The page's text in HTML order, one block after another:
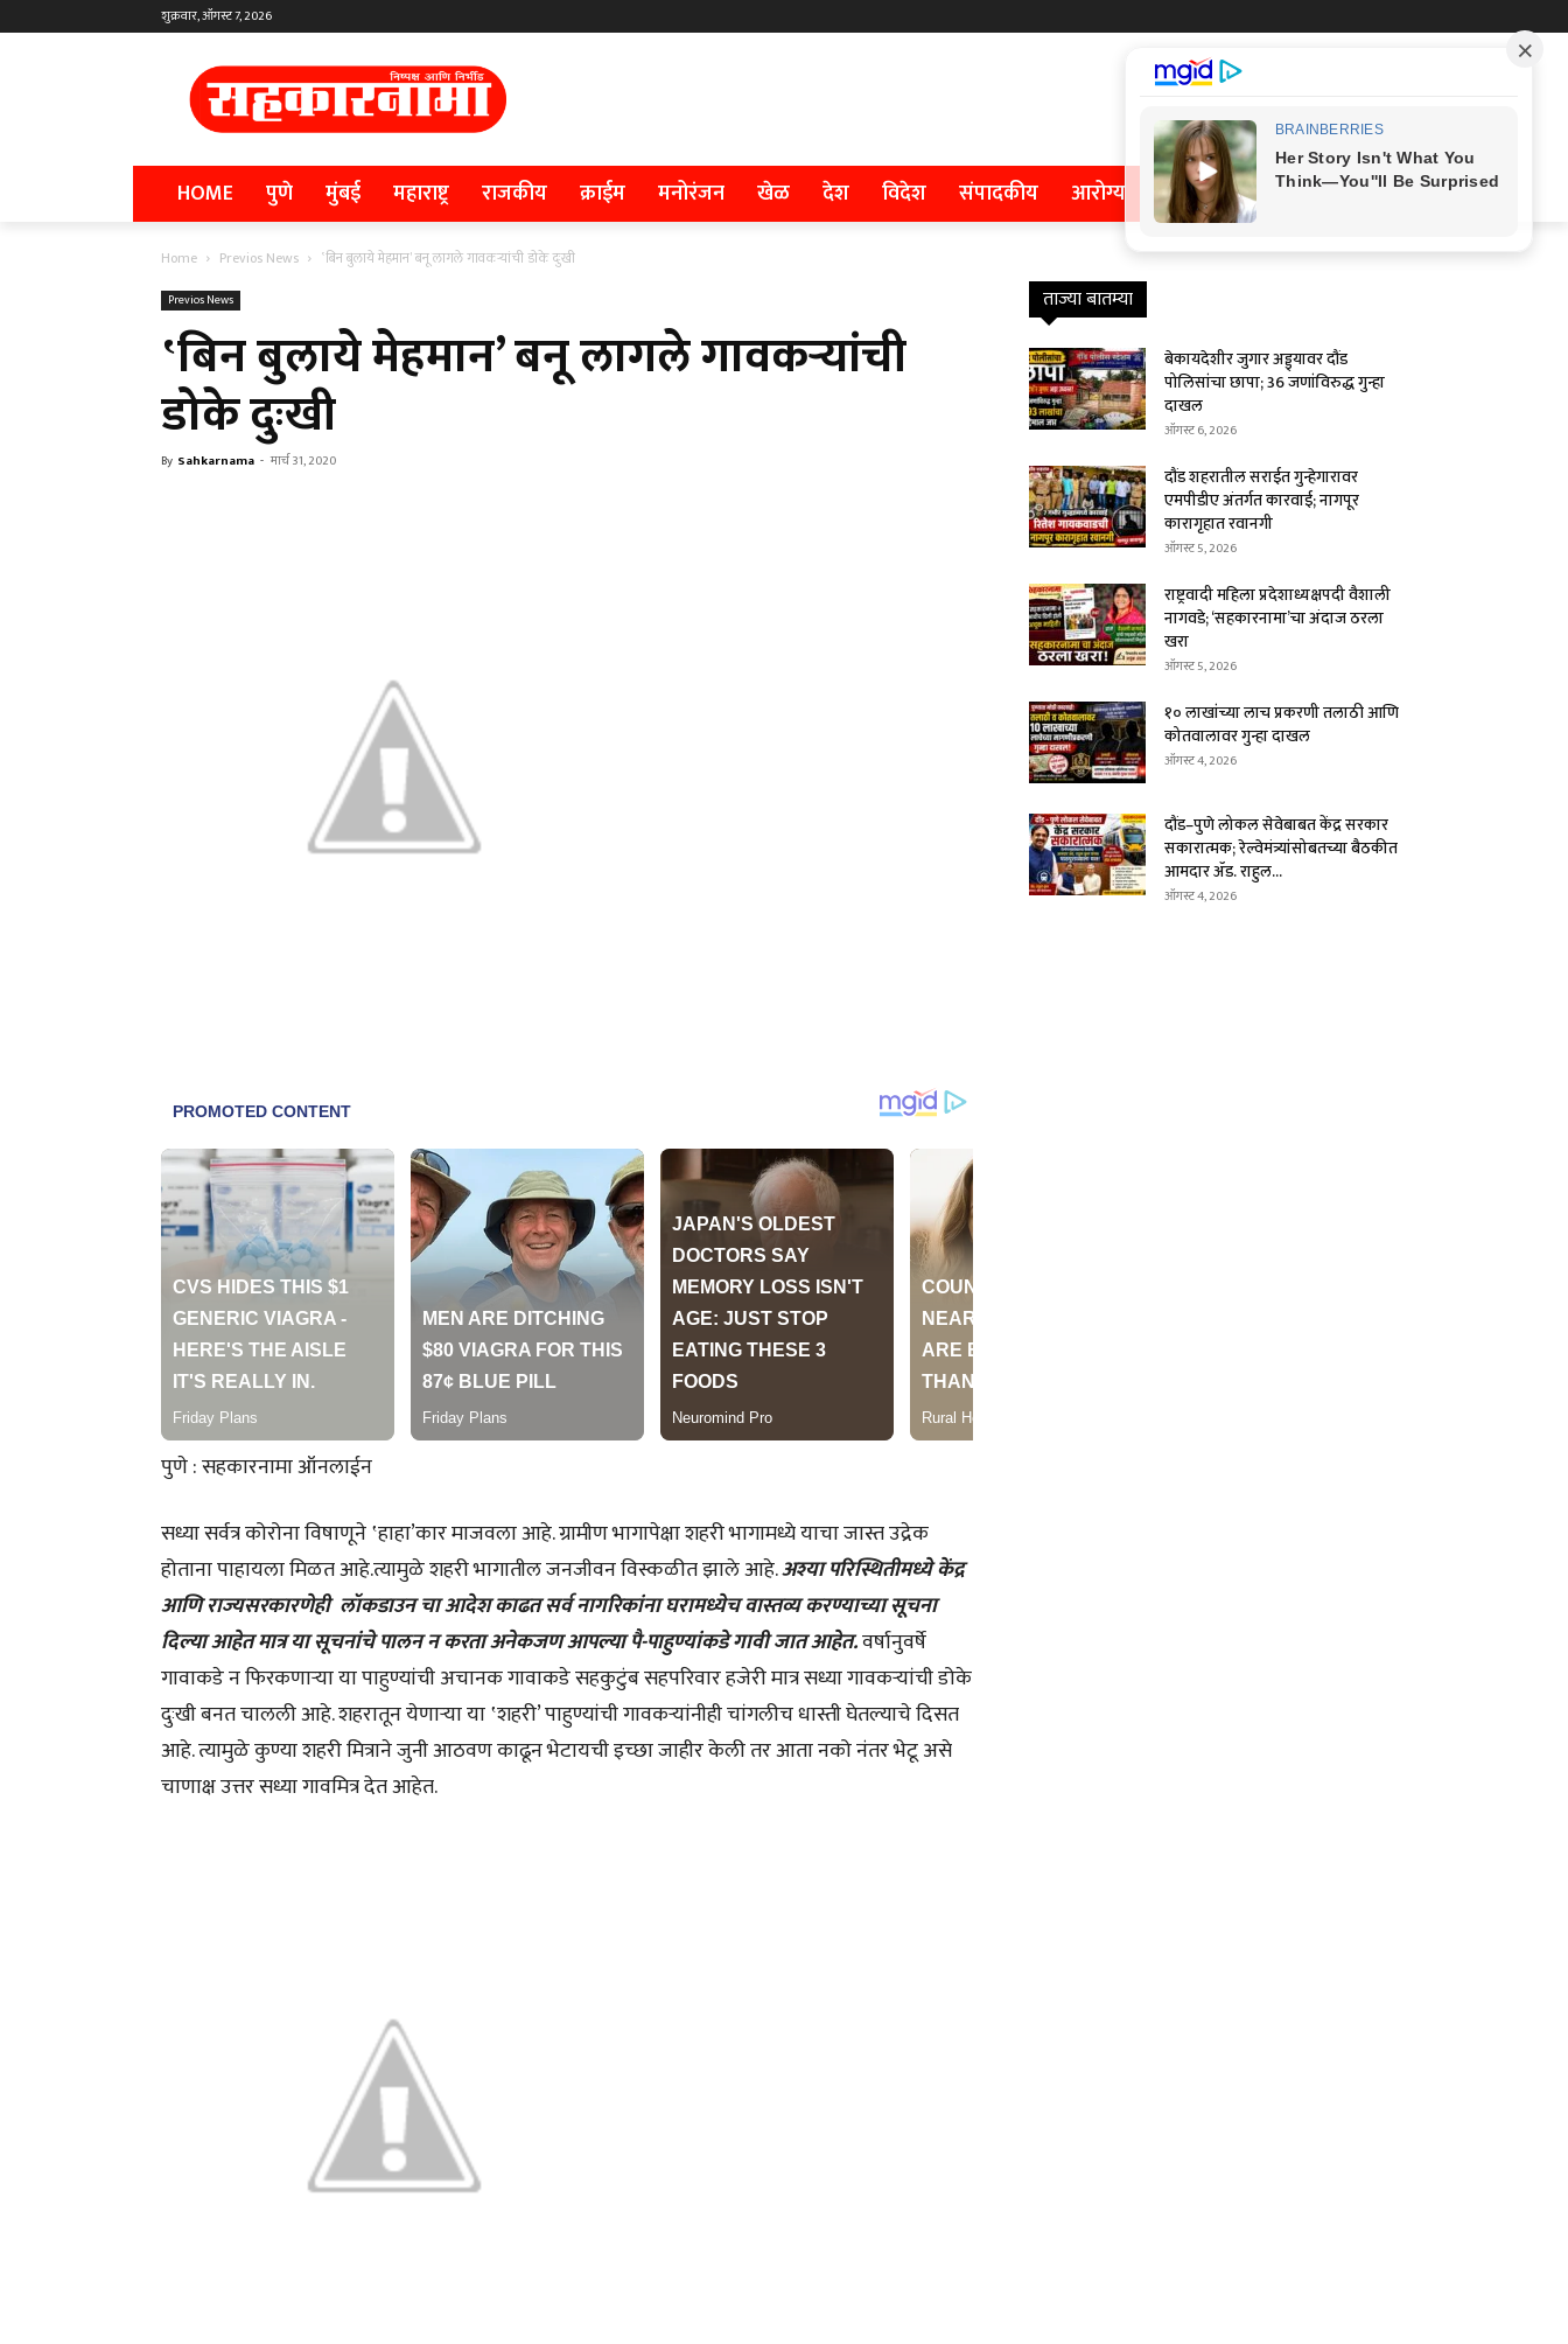
शुक्रवार, ऑगस्ट 7, 2026
HOME पुणे मुंबई महाराष्ट्र राजकीय क्राईम मनोरंजन खेळ देश विदेश संपादकीय आरोग्य
Home Previos News ‛बिन बुलाये मेहमान’ बनू लागले गावकऱ्यांची डोके दुःखी
Previos News
‛बिन बुलाये मेहमान’ बनू लागले गावकऱ्यांची
डोके दुःखी
By Sahkarnama - मार्च 31, 2020
पुणे : सहकारनामा ऑनलाईन
सध्या सर्वत्र कोरोना विषाणूने ‛हाहा’कार माजवला आहे. ग्रामीण भागापेक्षा शहरी भागामध्ये याचा जास्त उद्रेक
होताना पाहायला मिळत आहे.त्यामुळे शहरी भागातील जनजीवन विस्कळीत झाले आहे.अश्या परिस्थितीमध्ये केंद्र
आणि राज्यसरकारणेही लॉकडाउन चा आदेश काढत सर्व नागरिकांना घरामध्येच वास्तव्य करण्याच्या सूचना
दिल्या आहेत मात्र या सूचनांचे पालन न करता अनेकजण आपल्या पै-पाहुण्यांकडे गावी जात आहेत.वर्षानुवर्षे
गावाकडे न फिरकणाऱ्या या पाहुण्यांची अचानक गावाकडे सहकुटुंब सहपरिवार हजेरी मात्र सध्या गावकऱ्यांची डोके
दुःखी बनत चालली आहे. शहरातून येणाऱ्या या ‛शहरी’ पाहुण्यांची गावकऱ्यांनीही चांगलीच धास्ती घेतल्याचे दिसत
आहे. त्यामुळे कुण्या शहरी मित्राने जुनी आठवण काढून भेटायची इच्छा जाहीर केली तर आता नको नंतर भेटू असे
चाणाक्ष उत्तर सध्या गावमित्र देत आहेत.
ताज्या बातम्या
बेकायदेशीर जुगार अड्ड्यावर दौंड
पोलिसांचा छापा; 36 जणांविरुद्ध गुन्हा
दाखल
ऑगस्ट 6, 2026
दौंड शहरातील सराईत गुन्हेगारावर
एमपीडीए अंतर्गत कारवाई; नागपूर
कारागृहात रवानगी
ऑगस्ट 5, 2026
राष्ट्रवादी महिला प्रदेशाध्यक्षपदी वैशाली
नागवडे; ‘सहकारनामा’चा अंदाज ठरला
खरा
ऑगस्ट 5, 2026
१० लाखांच्या लाच प्रकरणी तलाठी आणि
कोतवालावर गुन्हा दाखल
ऑगस्ट 4, 2026
दौंड–पुणे लोकल सेवेबाबत केंद्र सरकार
सकारात्मक; रेल्वेमंत्र्यांसोबतच्या बैठकीत
आमदार ॲड. राहुल...
ऑगस्ट 4, 2026